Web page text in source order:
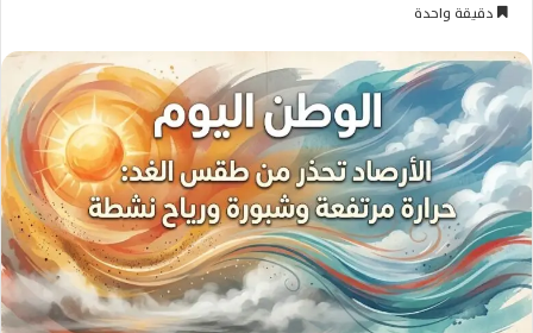
ب
ر
ي
د
ا
إ
ل
ك
ت
دقيقة واحدة